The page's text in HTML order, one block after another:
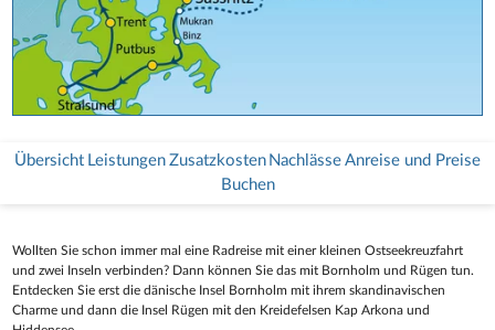
Übersicht Leistungen Zusatzkosten Nachlässe Anreise und Preise
Buchen
Wollten Sie schon immer mal eine Radreise mit einer kleinen Ostseekreuzfahrt
und zwei Inseln verbinden? Dann können Sie das mit Bornholm und Rügen tun.
Entdecken Sie erst die dänische Insel Bornholm mit ihrem skandinavischen
Charme und dann die Insel Rügen mit den Kreidefelsen Kap Arkona und